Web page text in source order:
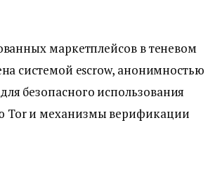
маркетплейсов в теневом
системой escrow, анонимностью
безопасного использования
Tor и механизмы верификации